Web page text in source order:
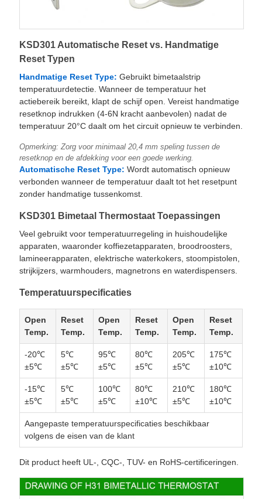
KSD301 Automatische Reset vs. Handmatige
Reset Typen
Handmatige Reset Type: Gebruikt bimetaalstrip
temperatuurdetectie. Wanneer de temperatuur het
actiebereik bereikt, klapt de schijf open. Vereist handmatige
resetknop indrukken (4-6N kracht aanbevolen) nadat de
temperatuur 20°C daalt om het circuit opnieuw te verbinden.
Opmerking: Zorg voor minimaal 20,4 mm speling tussen de
resetknop en de afdekking voor een goede werking.
Automatische Reset Type: Wordt automatisch opnieuw
verbonden wanneer de temperatuur daalt tot het resetpunt
zonder handmatige tussenkomst.
KSD301 Bimetaal Thermostaat Toepassingen
Veel gebruikt voor temperatuurregeling in huishoudelijke
apparaten, waaronder koffiezetapparaten, broodroosters,
lamineerapparaten, elektrische waterkokers, stoompistolen,
strijkijzers, warmhouders, magnetrons en waterdispensers.
Temperatuurspecificaties
Open
Temp.
Reset
Temp.
Open
Temp.
Reset
Temp.
Open
Temp.
Reset
Temp.
-20℃
±5℃
5℃
±5℃
95℃
±5℃
80℃
±5℃
205℃
±5℃
175℃
±10℃
-15℃
±5℃
5℃
±5℃
100℃
±5℃
80℃
±10℃
210℃
±5℃
180℃
±10℃
Aangepaste temperatuurspecificaties beschikbaar
volgens de eisen van de klant
Dit product heeft UL-, CQC-, TUV- en RoHS-certificeringen.